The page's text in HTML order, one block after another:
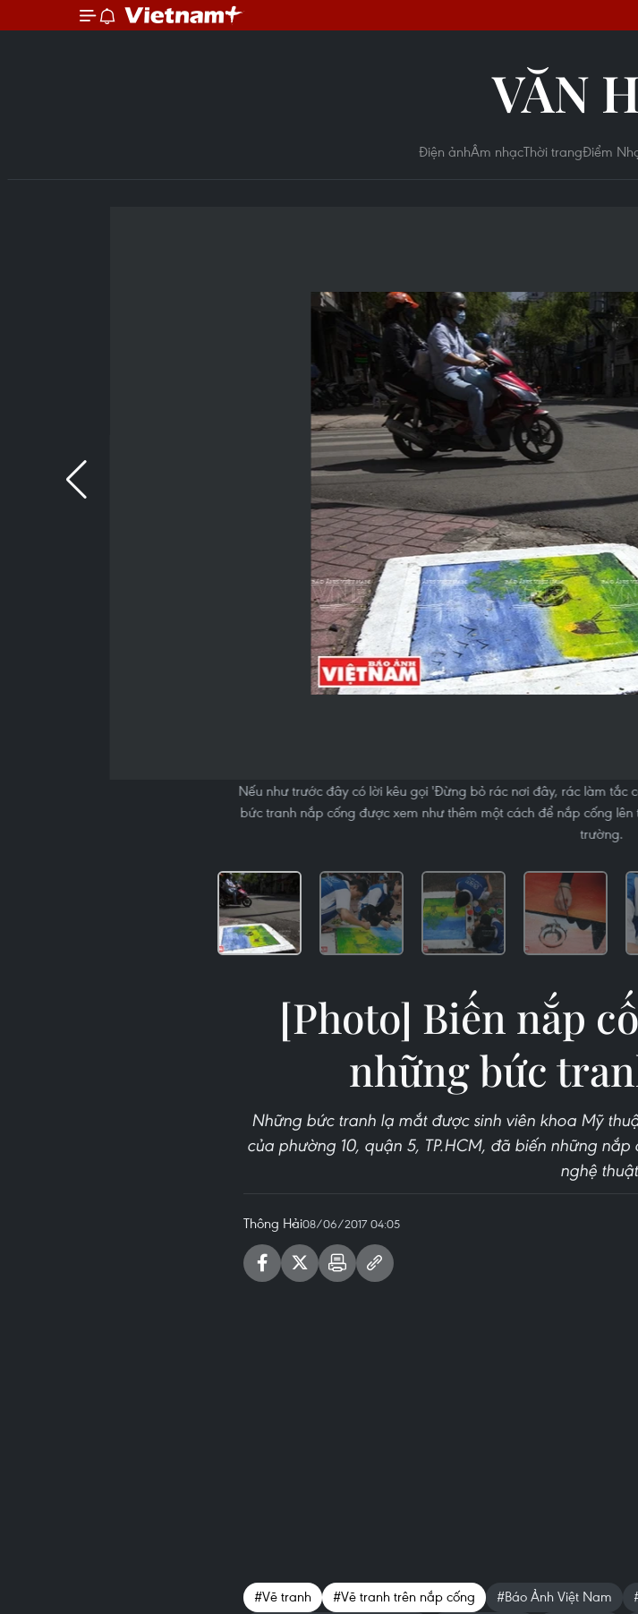
VĂN
Điện ảnhÂm nhạcThời trangĐiểm
Nếu như trước đây có lời kêu gọi 'Đừng bỏ rác nơi đây, rác làm tắc
bức tranh nắp cống được xem như thêm một cách để nắp cống
trường.
[Photo] Biến nắp
những bức
Những bức tranh lạ mắt được sinh viên khoa Mỹ
của phường 10, quận 5, TP.HCM, đã biến những
nghệ
Thông Hải08/06/2017 04:05
#Vẽ tranh #Vẽ tranh trên nắp cống #Báo Ảnh Việt Nam